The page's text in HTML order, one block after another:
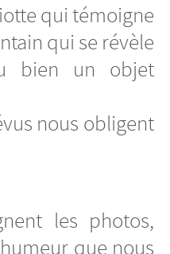
qui témoigne
qui se révèle
bien un objet
nous obligent
les photos,
que nous